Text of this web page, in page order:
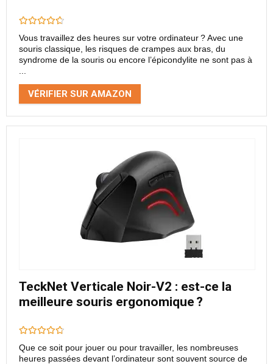
Vous travaillez des heures sur votre ordinateur ? Avec une
souris classique, les risques de crampes aux bras, du
syndrome de la souris ou encore l’épicondylite ne sont pas à
VÉRIFIER SUR AMAZON
TeckNet Verticale Noir-V2 : est-ce la
meilleure souris ergonomique ?
Que ce soit pour jouer ou pour travailler, les nombreuses
heures passées devant l’ordinateur sont souvent source de